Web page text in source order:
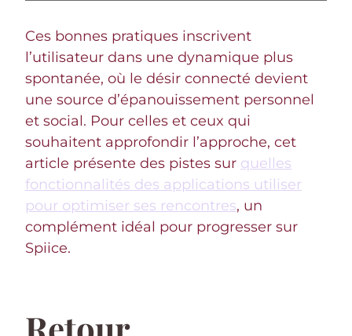
Ces bonnes pratiques inscrivent
l’utilisateur dans une dynamique plus
spontanée, où le désir connecté devient
une source d’épanouissement personnel
et social. Pour celles et ceux qui
souhaitent approfondir l’approche, cet
article présente des pistes sur quelles
fonctionnalités des applications utiliser
pour optimiser ses rencontres, un
complément idéal pour progresser sur
Spiice.